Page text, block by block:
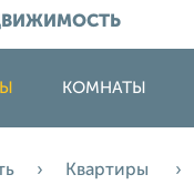
КОМНАТЫ
Квартиры